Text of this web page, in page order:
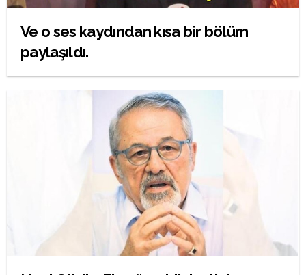
Ve o ses kaydından kısa bir bölüm
paylaşıldı.